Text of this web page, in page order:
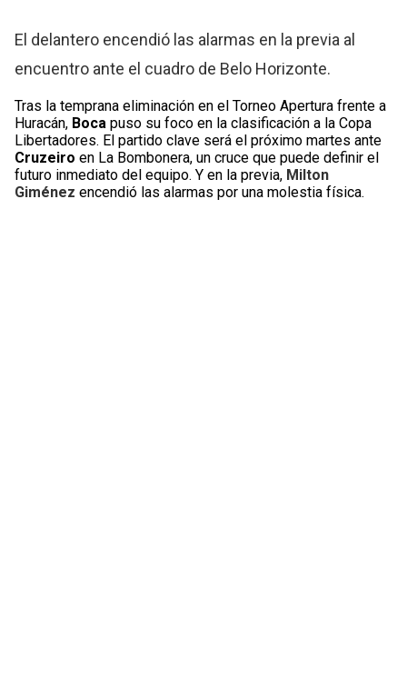
El delantero encendió las alarmas en la previa al
encuentro ante el cuadro de Belo Horizonte.
Tras la temprana eliminación en el Torneo Apertura frente a
Huracán, Bocapuso su foco en la clasificación a la Copa
Libertadores. El partido clave será el próximo martes ante
Cruzeiroen La Bombonera, un cruce que puede definir el
futuro inmediato del equipo. Y en la previa, Milton
Giménez encendió las alarmas por una molestia física.